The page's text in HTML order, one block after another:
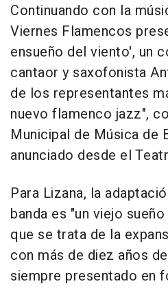
Continuando con la
Viernes Flamencos
ensueño del viento', un
cantaor y saxofonista
de los representantes
nuevo flamenco jazz",
Municipal de Música de
anunciado desde el
Para Lizana, la
banda es "un viejo
que se trata de la
con más de diez años
siempre presentado en